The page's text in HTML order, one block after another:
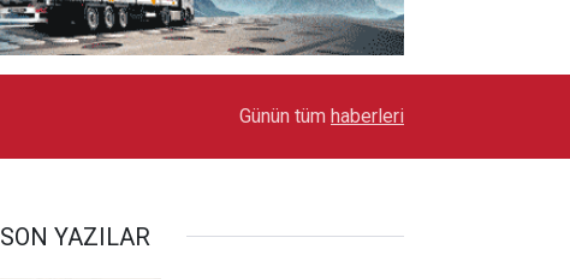
Toyota Otomotiv Sanayi Türkiye Üretime Ara
Günün tüm haberleri
SON YAZILAR